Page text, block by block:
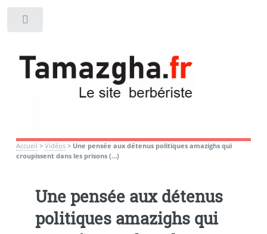
Accueil > Vidéos> Une pensée aux détenus politiques amazighs qui
croupissent dans les prisons (…)
Une pensée aux détenus
politiques amazighs qui